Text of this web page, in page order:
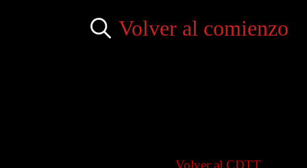
Volver al comienzo
Volver al CDTT